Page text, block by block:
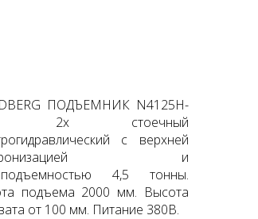
ПОДЪЕМНИК N4125H-
2х стоечный
с верхней
и
4,5 тонны.
подъема 2000 мм. Высота
от 100 мм. Питание 380В.